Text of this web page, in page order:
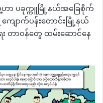
ာ ပခုက္ကူမြို့နယ်အခြေစိုက်
ကျောက်ပန်းတောင်းမြို့နယ်
တာဝန်တွေ ထမ်းဆောင်နေ